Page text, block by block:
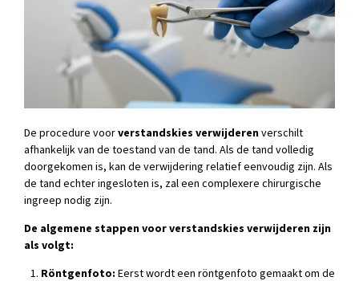
De procedure voorverstandskies verwijderenverschilt
afhankelijk van de toestand van de tand. Als de tand volledig
doorgekomen is, kan de verwijdering relatief eenvoudig zijn. Als
de tand echter ingesloten is, zal een complexere chirurgische
ingreep nodig zijn.
De algemene stappen voor verstandskies verwijderen zijn
als volgt:
Röntgenfoto: Eerst wordt een röntgenfoto gemaakt om de